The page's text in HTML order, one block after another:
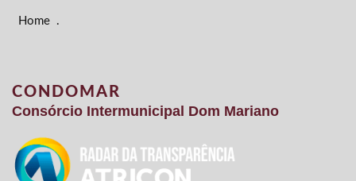
Home .
CONDOMAR
Consórcio Intermunicipal Dom Mariano